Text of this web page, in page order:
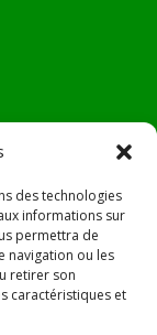
des technologies
informations sur
permettra de
navigation ou les
retirer son
caractéristiques et
Verde